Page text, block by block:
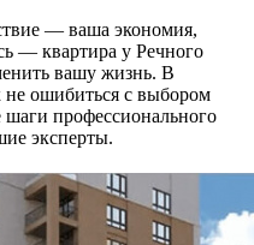
— ваша экономия,
— квартира у Речного
вашу жизнь. В
не ошибиться с выбором
шаги профессионального
эксперты.